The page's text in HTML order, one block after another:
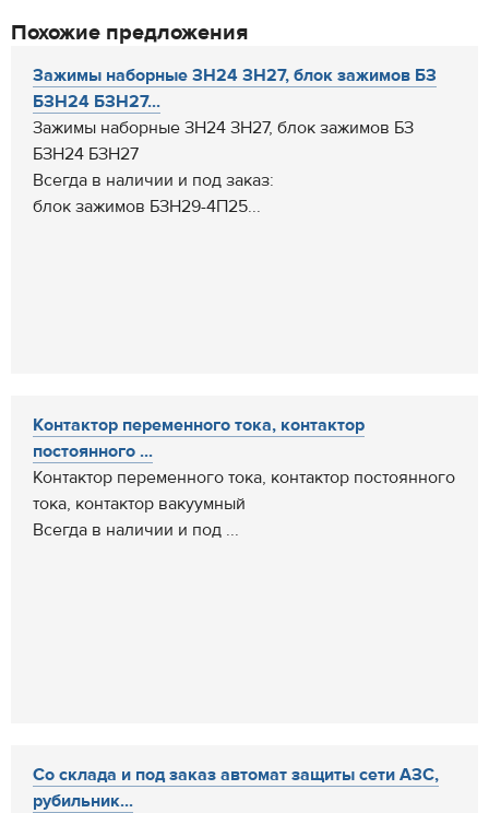
Похожие предложения
Зажимы наборные ЗН24 ЗН27, блок зажимов БЗ
БЗН24 БЗН27...
Зажимы наборные ЗН24 ЗН27, блок зажимов БЗ
БЗН24 БЗН27
Всегда в наличии и под заказ:
блок зажимов БЗН29-4П25...
Контактор переменного тока, контактор
постоянного ...
Контактор переменного тока, контактор постоянного
тока, контактор вакуумный
Всегда в наличии и под ...
Со склада и под заказ автомат защиты сети АЗС,
рубильник...